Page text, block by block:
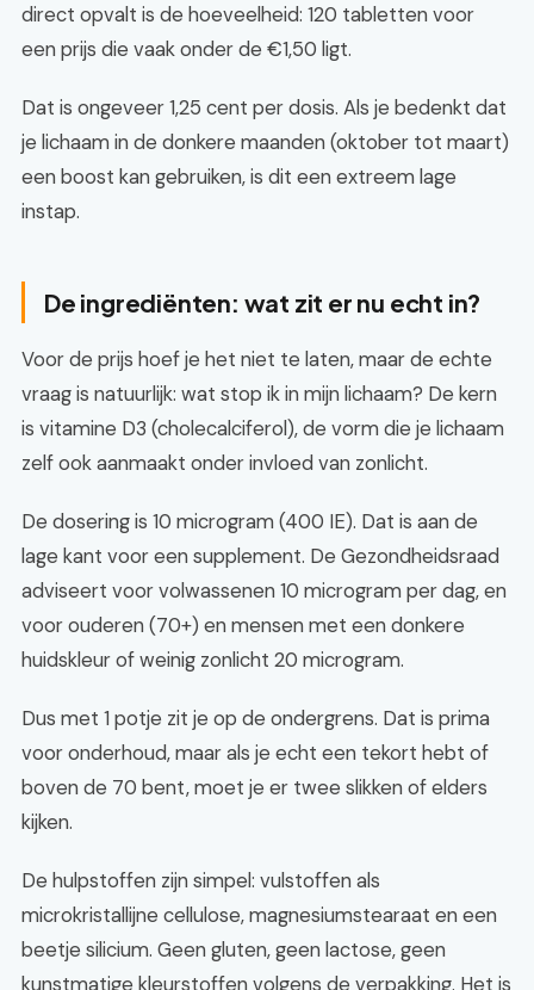
direct opvalt is de hoeveelheid: 120 tabletten voor
een prijs die vaak onder de €1,50 ligt.
Dat is ongeveer 1,25 cent per dosis. Als je bedenkt dat
je lichaam in de donkere maanden (oktober tot maart)
een boost kan gebruiken, is dit een extreem lage
instap.
De ingrediënten: wat zit er nu echt in?
Voor de prijs hoef je het niet te laten, maar de echte
vraag is natuurlijk: wat stop ik in mijn lichaam? De kern
is vitamine D3 (cholecalciferol), de vorm die je lichaam
zelf ook aanmaakt onder invloed van zonlicht.
De dosering is 10 microgram (400 IE). Dat is aan de
lage kant voor een supplement. De Gezondheidsraad
adviseert voor volwassenen 10 microgram per dag, en
voor ouderen (70+) en mensen met een donkere
huidskleur of weinig zonlicht 20 microgram.
Dus met 1 potje zit je op de ondergrens. Dat is prima
voor onderhoud, maar als je echt een tekort hebt of
boven de 70 bent, moet je er twee slikken of elders
kijken.
De hulpstoffen zijn simpel: vulstoffen als
microkristallijne cellulose, magnesiumstearaat en een
beetje silicium. Geen gluten, geen lactose, geen
kunstmatige kleurstoffen volgens de verpakking. Het is